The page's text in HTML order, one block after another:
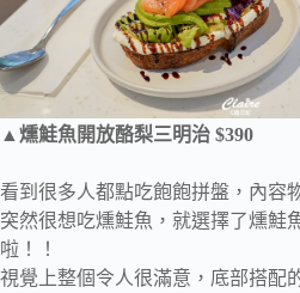
▲燻鮭魚開放酪梨三明治 $390
看到很多人都點吃飽飽拼盤，內容
突然很想吃燻鮭魚，就選擇了燻鮭
啦！！
視覺上整個令人很滿意，底部搭配